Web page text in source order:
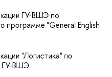
ГУ-ВШЭ по
программе "General English
"Логистика" по
ГУ-ВШЭ